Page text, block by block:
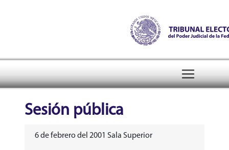
Tribunal Electoral del
header
Sesión pública
6 de febrero del 2001 Sala Superior